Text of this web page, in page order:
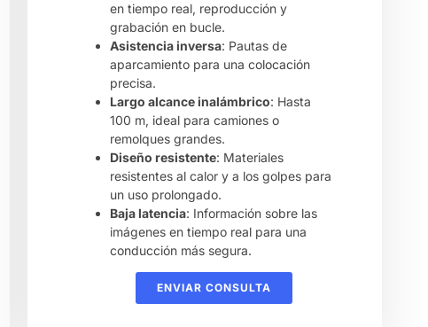
en tiempo real, reproducción y
grabación en bucle.
Asistencia inversa: Pautas de
aparcamiento para una colocación
precisa.
Largo alcance inalámbrico: Hasta
100 m, ideal para camiones o
remolques grandes.
Diseño resistente: Materiales
resistentes al calor y a los golpes para
un uso prolongado.
Baja latencia: Información sobre las
imágenes en tiempo real para una
conducción más segura.
ENVIAR CONSULTA